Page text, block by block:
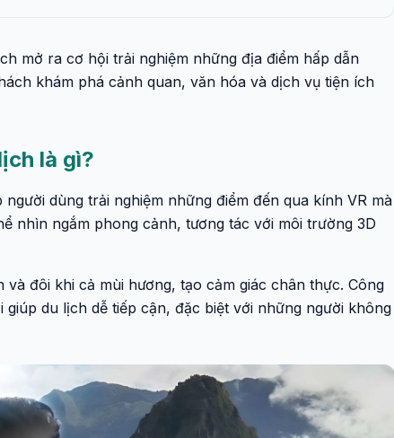
mở ra cơ hội trải nghiệm những địa điểm hấp dẫn
khám phá cảnh quan, văn hóa và dịch vụ tiện ích
là gì?
dùng trải nghiệm những điểm đến qua kính VR mà
nhìn ngắm phong cảnh, tương tác với môi trường 3D
đôi khi cả mùi hương, tạo cảm giác chân thực. Công
du lịch dễ tiếp cận, đặc biệt với những người không